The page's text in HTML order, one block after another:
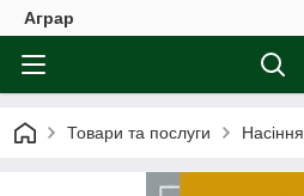
Аграр
Товари та послуги Насіння